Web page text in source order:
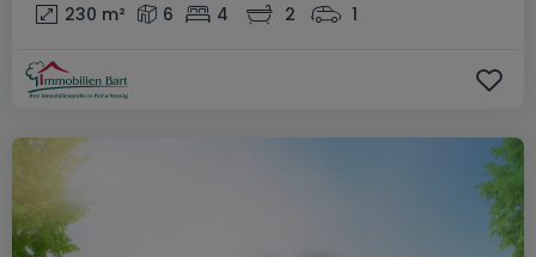
230 m² 6 4 2 1